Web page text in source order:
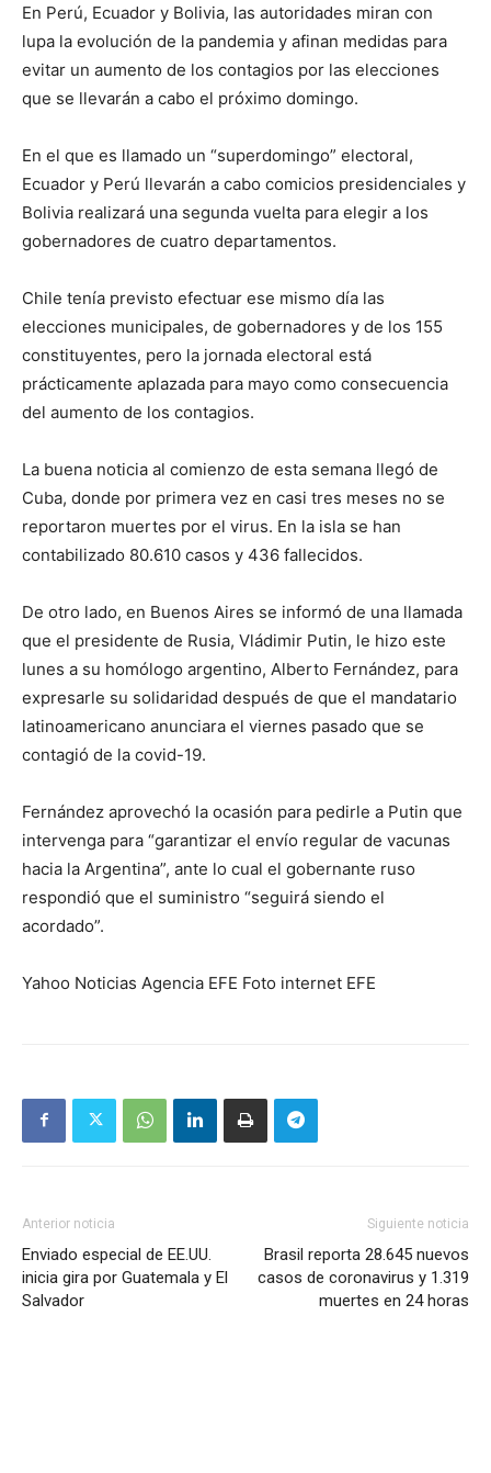
En Perú, Ecuador y Bolivia, las autoridades miran con
lupa la evolución de la pandemia y afinan medidas para
evitar un aumento de los contagios por las elecciones
que se llevarán a cabo el próximo domingo.
En el que es llamado un “superdomingo” electoral,
Ecuador y Perú llevarán a cabo comicios presidenciales y
Bolivia realizará una segunda vuelta para elegir a los
gobernadores de cuatro departamentos.
Chile tenía previsto efectuar ese mismo día las
elecciones municipales, de gobernadores y de los 155
constituyentes, pero la jornada electoral está
prácticamente aplazada para mayo como consecuencia
del aumento de los contagios.
La buena noticia al comienzo de esta semana llegó de
Cuba, donde por primera vez en casi tres meses no se
reportaron muertes por el virus. En la isla se han
contabilizado 80.610 casos y 436 fallecidos.
De otro lado, en Buenos Aires se informó de una llamada
que el presidente de Rusia, Vládimir Putin, le hizo este
lunes a su homólogo argentino, Alberto Fernández, para
expresarle su solidaridad después de que el mandatario
latinoamericano anunciara el viernes pasado que se
contagió de la covid-19.
Fernández aprovechó la ocasión para pedirle a Putin que
intervenga para “garantizar el envío regular de vacunas
hacia la Argentina”, ante lo cual el gobernante ruso
respondió que el suministro “seguirá siendo el
acordado”.
Yahoo Noticias Agencia EFE Foto internet EFE
Anterior noticia
Enviado especial de EE.UU.
inicia gira por Guatemala y El
Salvador
Siguiente noticia
Brasil reporta 28.645 nuevos
casos de coronavirus y 1.319
muertes en 24 horas